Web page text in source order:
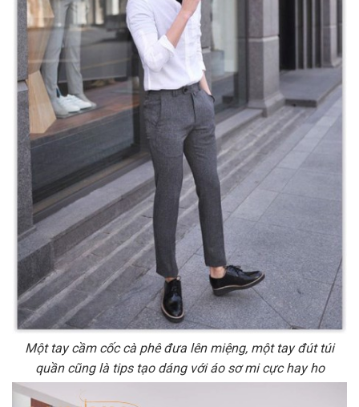
Một tay cầm cốc cà phê đưa lên miệng, một tay đút túi
quần cũng là tips tạo dáng với áo sơ mi cực hay ho